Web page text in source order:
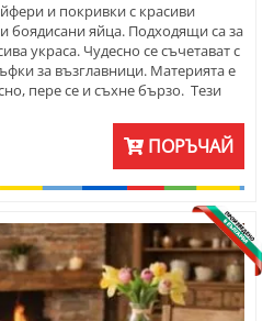
и покривки с красиви
боядисани яйца. Подходящи са за
украса. Чудесно се съчетават с
за възглавници. Материята е
пере се и съхне бързо. Тези
стол.
ПОРЪЧАЙ